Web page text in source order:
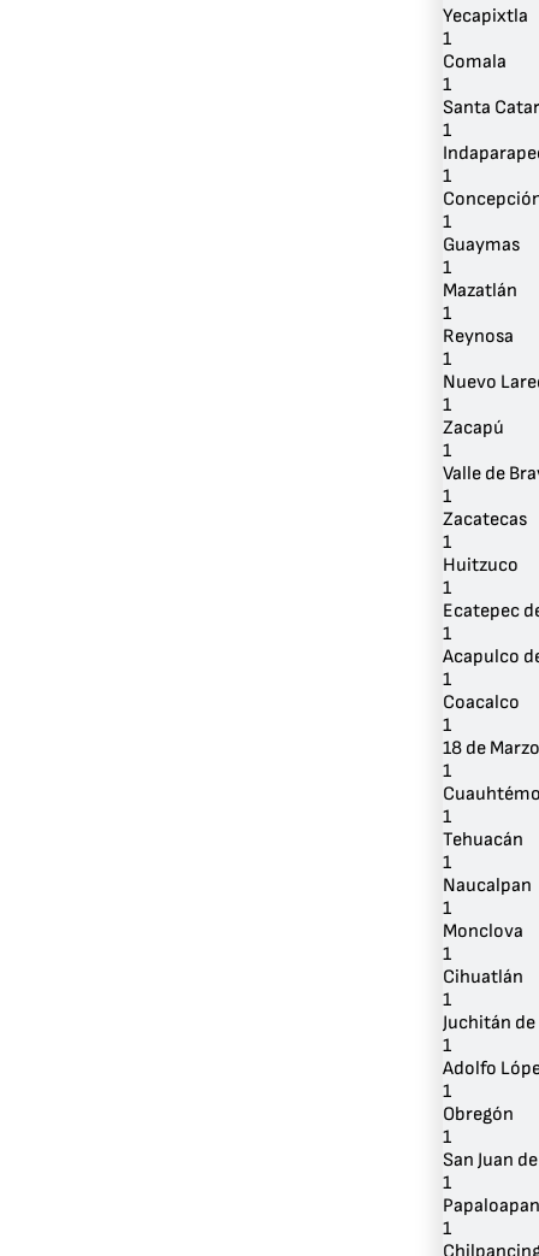
Yecapixtla
1
Comala
1
Santa
1
1
1
Guaymas
1
Mazatlán
1
Reynosa
1
Nuevo
1
Zacapú
1
Valle de
1
Zacatecas
1
Huitzuco
1
Ecatepec
1
Acapulco
1
Coacalco
1
18 de Marzo
1
1
Tehuacán
1
Naucalpan
1
Monclova
1
Cihuatlán
1
Juchitán
1
Adolfo
1
Obregón
1
San Juan
1
Papaloapan
1